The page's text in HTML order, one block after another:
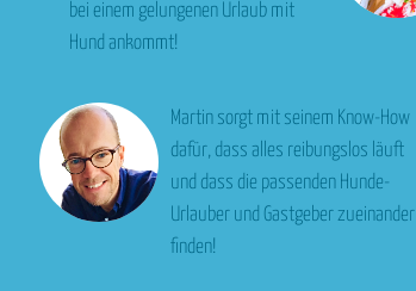
bei einem gelungenen Urlaub mit
Hund ankommt!
Martin sorgt mit seinem Know-How
dafür, dass alles reibungslos läuft
und dass die passenden Hunde-
Urlauber und Gastgeber zueinander
finden!